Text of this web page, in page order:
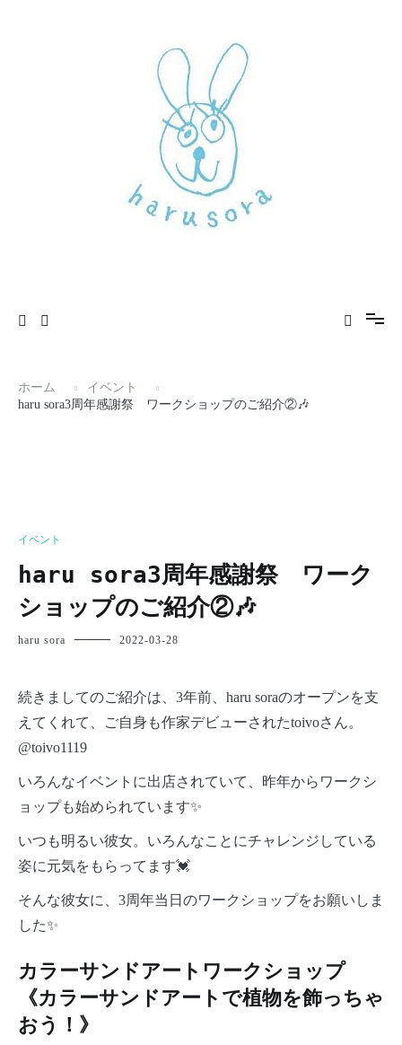
ホーム
イベント
haru sora3周年感謝祭 ワークショップのご紹介②🎶
イベント
haru sora3周年感謝祭 ワーク
ショップのご紹介②🎶
haru sora 2022-03-28
続きましてのご紹介は、3年前、haru soraのオープンを支
えてくれて、ご自身も作家デビューされたtoivoさん。
@toivo1119
いろんなイベントに出店されていて、昨年からワークシ
ョップも始められています✨
いつも明るい彼女。いろんなことにチャレンジしている
姿に元気をもらってます💓
そんな彼女に、3周年当日のワークショップをお願いしま
した✨
カラーサンドアートワークショップ
《カラーサンドアートで植物を飾っちゃ
おう！》